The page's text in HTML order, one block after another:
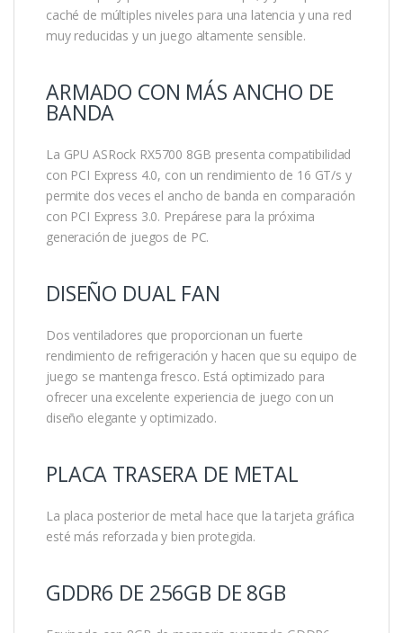
caché de múltiples niveles para una latencia y una red
muy reducidas y un juego altamente sensible.
ARMADO CON MÁS ANCHO DE
BANDA
La GPU ASRock RX5700 8GB presenta compatibilidad
con PCI Express 4.0, con un rendimiento de 16 GT/s y
permite dos veces el ancho de banda en comparación
con PCI Express 3.0. Prepárese para la próxima
generación de juegos de PC.
DISEÑO DUAL FAN
Dos ventiladores que proporcionan un fuerte
rendimiento de refrigeración y hacen que su equipo de
juego se mantenga fresco. Está optimizado para
ofrecer una excelente experiencia de juego con un
diseño elegante y optimizado.
PLACA TRASERA DE METAL
La placa posterior de metal hace que la tarjeta gráfica
esté más reforzada y bien protegida.
GDDR6 DE 256GB DE 8GB